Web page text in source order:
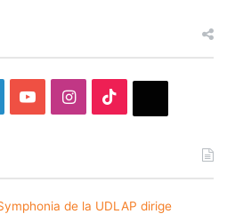
YouTubeInstagram
de la UDLAP dirige